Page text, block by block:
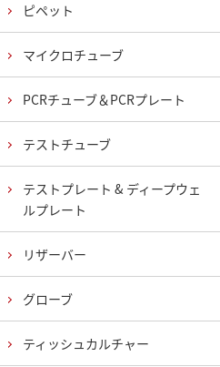
ピペット
マイクロチューブ
PCRチューブ＆PCRプレート
テストチューブ
テストプレート & ディープウェ
ルプレート
リザーバー
グローブ
ティッシュカルチャー